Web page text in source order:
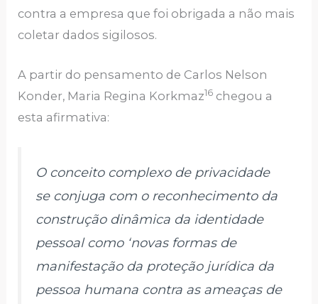
contra a empresa que foi obrigada a não mais
coletar dados sigilosos.
A partir do pensamento de Carlos Nelson
Konder, Maria Regina Korkmaz16 chegou a
esta afirmativa:
O conceito complexo de privacidade
se conjuga com o reconhecimento da
construção dinâmica da identidade
pessoal como ‘novas formas de
manifestação da proteção jurídica da
pessoa humana contra as ameaças de